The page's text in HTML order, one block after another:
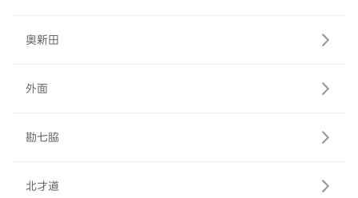
奥新田
外面
勘七脇
北才道